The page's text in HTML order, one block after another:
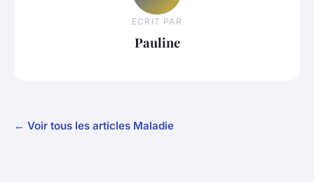
ECRIT PAR
Pauline
← Voir tous les articles Maladie